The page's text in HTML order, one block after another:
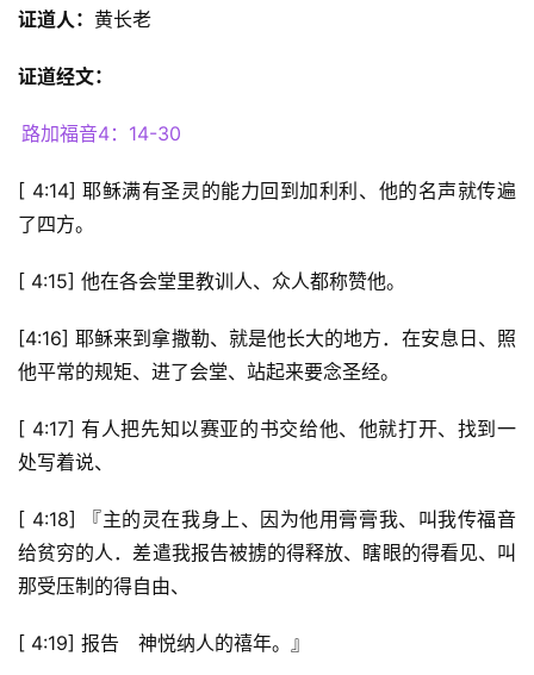
证道人： 黄长老
证道经文：
路加福音4：14-30
[ 4:14] 耶稣满有圣灵的能力回到加利利、他的名声就传遍
了四方。
[ 4:15] 他在各会堂里教训人、众人都称赞他。
[4:16] 耶稣来到拿撒勒、就是他长大的地方．在安息日、照
他平常的规矩、进了会堂、站起来要念圣经。
[ 4:17] 有人把先知以赛亚的书交给他、他就打开、找到一
处写着说、
[ 4:18] 『主的灵在我身上、因为他用膏膏我、叫我传福音
给贫穷的人．差遣我报告被掳的得释放、瞎眼的得看见、叫
那受压制的得自由、
[ 4:19] 报告　神悦纳人的禧年。』